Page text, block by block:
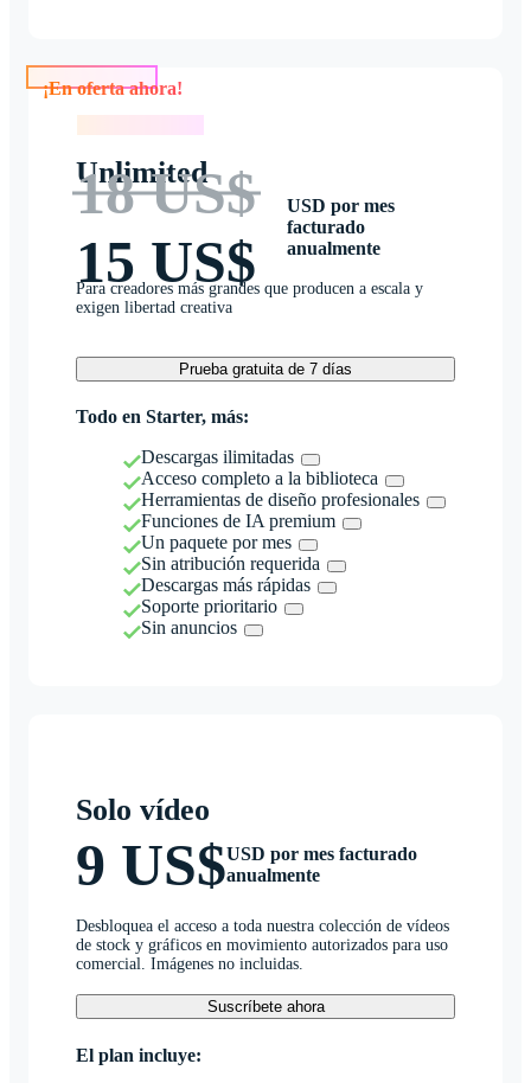
Unlimited
18 US$
15 US$
USD por mes
facturado
anualmente
Para creadores más grandes que producen a escala y
exigen libertad creativa
Prueba gratuita de 7 días
Todo en Starter, más:
Descargas ilimitadas
Acceso completo a la biblioteca
Herramientas de diseño profesionales
Funciones de IA premium
Un paquete por mes
Sin atribución requerida
Descargas más rápidas
Soporte prioritario
Sin anuncios
Solo vídeo
9 US$USD por mes facturado
anualmente
Desbloquea el acceso a toda nuestra colección de vídeos
de stock y gráficos en movimiento autorizados para uso
comercial. Imágenes no incluidas.
Suscríbete ahora
El plan incluye: